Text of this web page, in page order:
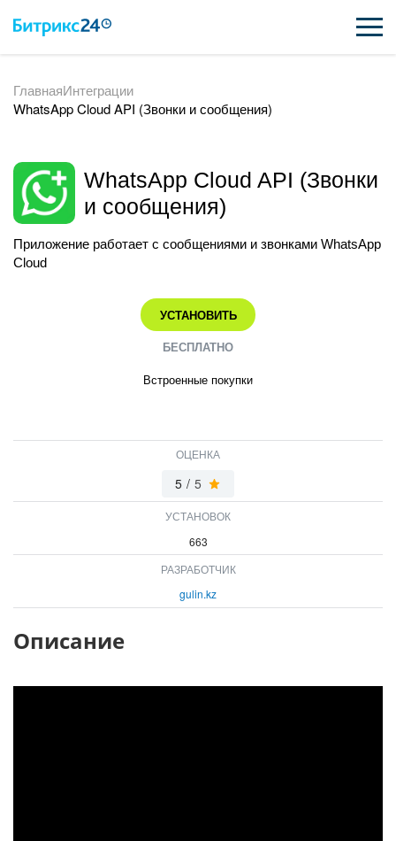
ВОЗМОЖНОСТИ
ИНТЕГРАЦИИ
ВНЕДРЕНИЕ
ПОДДЕРЖКА
ПОЛУЧИТЬ БЕСПЛАТНО
ВХОД
ГлавнаяИнтеграции
WhatsApp Cloud API (Звонки и сообщения)
WhatsApp Cloud API (Звонки
и сообщения)
Приложение работает с сообщениями и звонками WhatsApp
Cloud
УСТАНОВИТЬ
БЕСПЛАТНО
Встроенные покупки
ОЦЕНКА
5 / 5
УСТАНОВОК
663
РАЗРАБОТЧИК
gulin.kz
Описание